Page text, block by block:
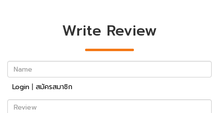
Write Review
Name
Login | สมัครสมาชิก
Review